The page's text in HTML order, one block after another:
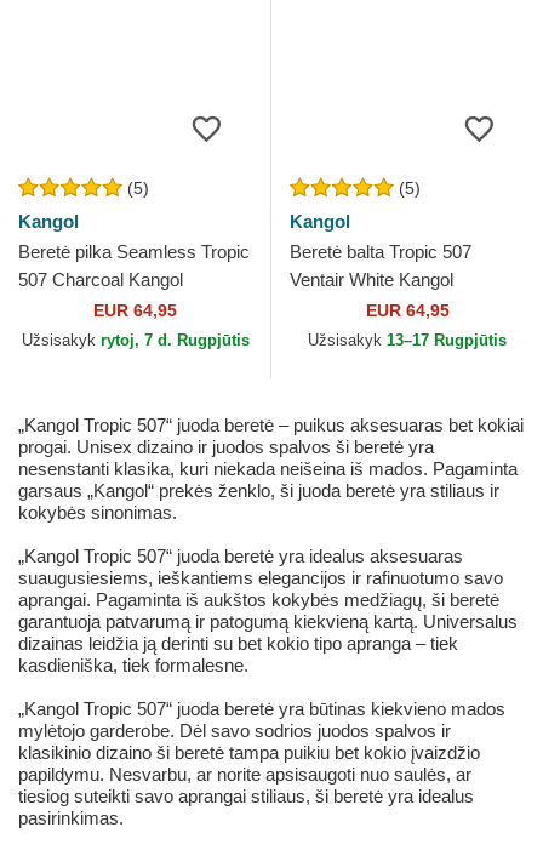
(5)
Kangol
Beretė pilka Seamless Tropic
507 Charcoal Kangol
EUR 64,95
Užsisakyk rytoj, 7 d. Rugpjūtis
(5)
Kangol
Beretė balta Tropic 507
Ventair White Kangol
EUR 64,95
Užsisakyk 13–17 Rugpjūtis
„Kangol Tropic 507“ juoda beretė – puikus aksesuaras bet kokiai
progai. Unisex dizaino ir juodos spalvos ši beretė yra
nesenstanti klasika, kuri niekada neišeina iš mados. Pagaminta
garsaus „Kangol“ prekės ženklo, ši juoda beretė yra stiliaus ir
kokybės sinonimas.
„Kangol Tropic 507“ juoda beretė yra idealus aksesuaras
suaugusiesiems, ieškantiems elegancijos ir rafinuotumo savo
aprangai. Pagaminta iš aukštos kokybės medžiagų, ši beretė
garantuoja patvarumą ir patogumą kiekvieną kartą. Universalus
dizainas leidžia ją derinti su bet kokio tipo apranga – tiek
kasdieniška, tiek formalesne.
„Kangol Tropic 507“ juoda beretė yra būtinas kiekvieno mados
mylėtojo garderobe. Dėl savo sodrios juodos spalvos ir
klasikinio dizaino ši beretė tampa puikiu bet kokio įvaizdžio
papildymu. Nesvarbu, ar norite apsisaugoti nuo saulės, ar
tiesiog suteikti savo aprangai stiliaus, ši beretė yra idealus
pasirinkimas.